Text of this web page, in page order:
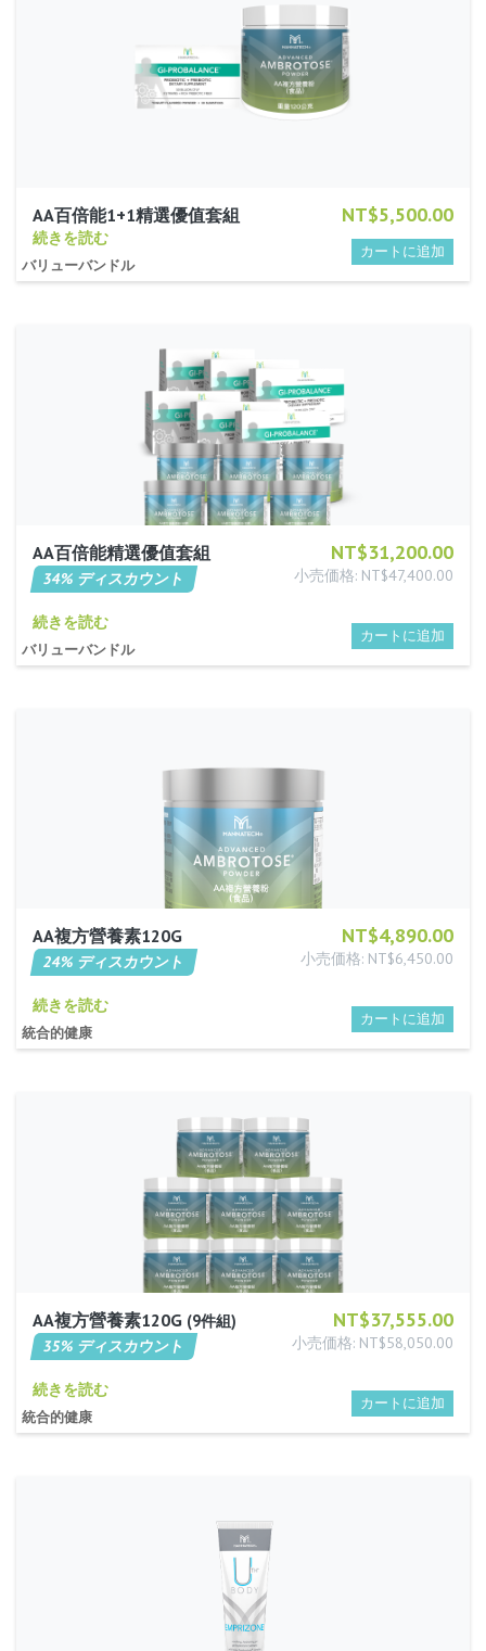
NT$5,500.00
AA百倍能1+1精選優值套組
続きを読む
バリューバンドル
NT$31,200.00
AA百倍能精選優值套組
小売価格: NT$47,400.00
34% ディスカウント
続きを読む
バリューバンドル
NT$4,890.00
AA複方營養素120G
小売価格: NT$6,450.00
24% ディスカウント
続きを読む
統合的健康
NT$37,555.00
AA複方營養素120G 9件組
小売価格: NT$58,050.00
35% ディスカウント
続きを読む
統合的健康